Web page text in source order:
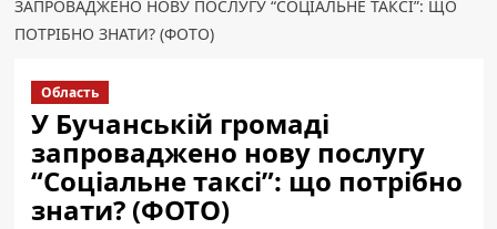
ЗАПРОВАДЖЕНО НОВУ ПОСЛУГУ “СОЦІАЛЬНЕ ТАКСІ”: ЩО
ПОТРІБНО ЗНАТИ? (ФОТО)
Область
У Бучанській громаді
запроваджено нову послугу
“Соціальне таксі”: що потрібно
знати? (ФОТО)